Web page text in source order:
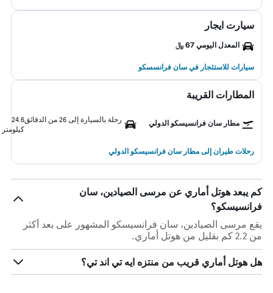
سيارت ايجار
المعدل اليومي 67 ﷼
سيارات للاستئجار في سان فرانسسكو
المطارات القريبة
مطار سان فرانسيسكو الدولي رحلة بالسيارة إلى 26 من الدقائق
24.6
كيلومتر
رحلات طيران إلى مطار سان فرانسيسكو الدولي
كم يبعد هوتل أماري عن مرسى الصيادين، سان
فرانسيسكو؟
يقع مرسى الصيادين، سان فرانسيسكو المشهور على بعد أكثر
من 2.2 كم بقليل من هوتل أماري.
هل هوتل أماري قريب من منتزه ايه تي اند تي؟